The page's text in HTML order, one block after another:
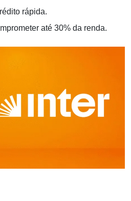
rápida.
até 30% da renda.